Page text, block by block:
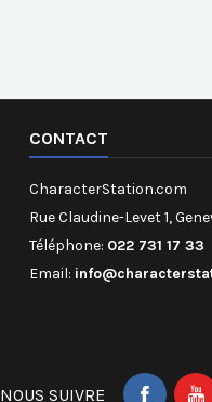
CONTACT
CharacterStation.com
Rue Claudine-Levet 1,
Téléphone: 022 731 17 33
Email:
NOUS SUIVRE